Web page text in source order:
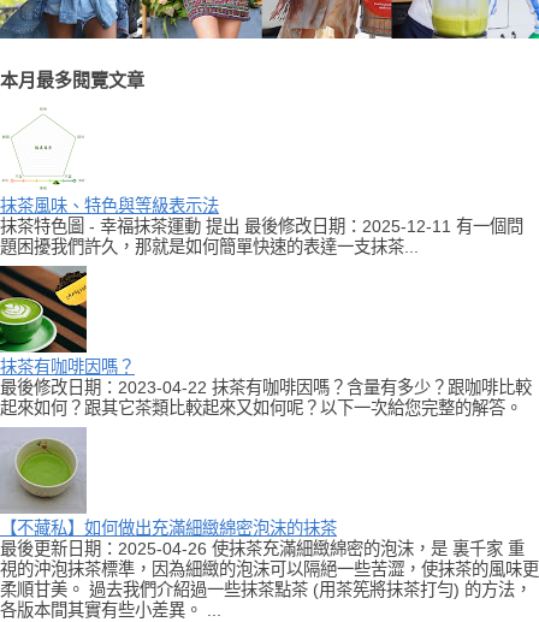
本月最多閱覽文章
抹茶風味、特色與等級表示法
抹茶特色圖 - 幸福抹茶運動 提出 最後修改日期：2025-12-11 有一個問
題困擾我們許久，那就是如何簡單快速的表達一支抹茶...
抹茶有咖啡因嗎？
最後修改日期：2023-04-22 抹茶有咖啡因嗎？含量有多少？跟咖啡比較
起來如何？跟其它茶類比較起來又如何呢？以下一次給您完整的解答。
【不藏私】如何做出充滿細緻綿密泡沫的抹茶
最後更新日期：2025-04-26 使抹茶充滿細緻綿密的泡沫，是 裏千家 重
視的沖泡抹茶標準，因為細緻的泡沫可以隔絕一些苦澀，使抹茶的風味更
柔順甘美。 過去我們介紹過一些抹茶點茶 (用茶筅將抹茶打勻) 的方法，
各版本間其實有些小差異。 ...